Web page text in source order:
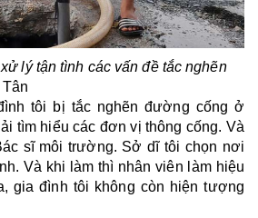
lý tận tình các vấn đề tắc nghẽn
tôi bị tắc nghẽn đường cống ở
tìm hiểu các đơn vị thông cống. Và
sĩ môi trường. Sở dĩ tôi chọn nơi
Và khi làm thì nhân viên làm hiệu
gia đình tôi không còn hiện tượng